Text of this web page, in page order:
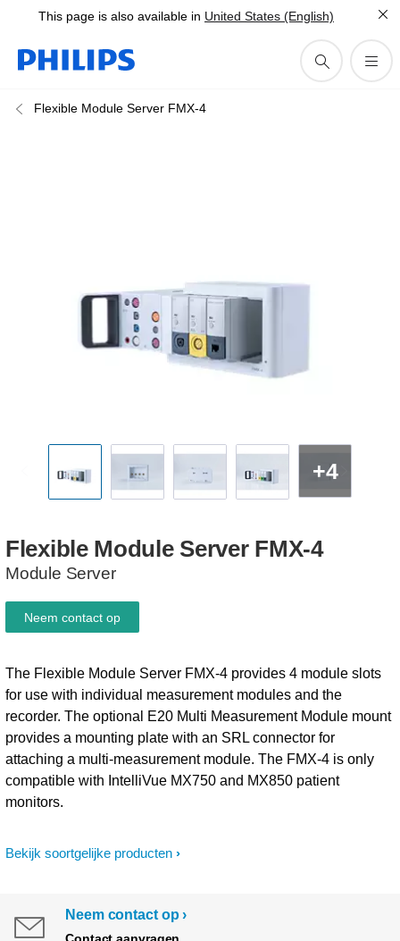
This page is also available in United States (English)
Flexible Module Server FMX-4
+4
Flexible Module Server FMX-4
Module Server
Bekijk soortgelijke producten
The Flexible Module Server FMX-4 provides 4 module slots
for use with individual measurement modules and the
recorder. The optional E20 Multi Measurement Module mount
provides a mounting plate with an SRL connector for
attaching a multi-measurement module. The FMX-4 is only
compatible with IntelliVue MX750 and MX850 patient
monitors.
Neem contact op
Neem contact op